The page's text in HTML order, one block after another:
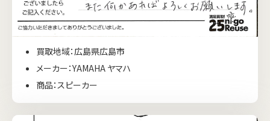
買取地域：広島県広島市
メーカー：YAMAHA ヤマハ
商品：スピーカー